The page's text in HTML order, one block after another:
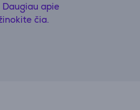
Daugiau apie
čia.